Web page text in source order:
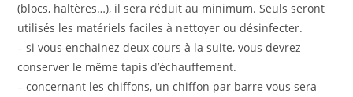
(blocs, haltères…), il sera réduit au minimum. Seuls seront
utilisés les matériels faciles à nettoyer ou désinfecter.
– si vous enchainez deux cours à la suite, vous devrez
conserver le même tapis d’échauffement.
– concernant les chiffons, un chiffon par barre vous sera